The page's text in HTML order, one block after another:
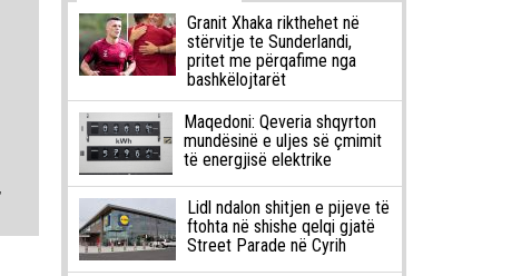
Granit Xhaka rikthehet në
stërvitje te Sunderlandi,
pritet me përqafime nga
bashkëlojtarët
Maqedoni: Qeveria shqyrton
mundësinë e uljes së çmimit
të energjisë elektrike
Lidl ndalon shitjen e pijeve të
ftohta në shishe qelqi gjatë
Street Parade në Cyrih